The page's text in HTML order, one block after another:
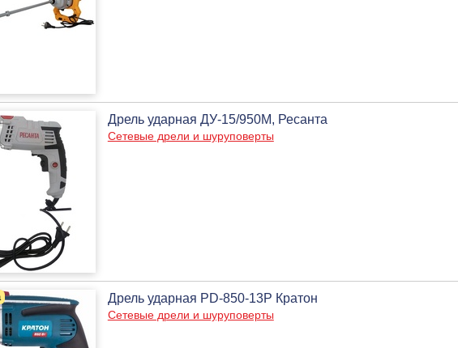
Дрель ударная ДУ-15/950М, Ресанта
Сетевые дрели и шуруповерты
Дрель ударная PD-850-13P Кратон
Сетевые дрели и шуруповерты